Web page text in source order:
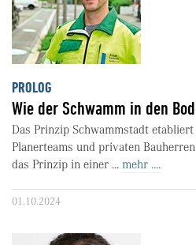
PROLOG
Wie der Schwamm in den
Das Prinzip Schwammstadt etabliert
Planerteams und privaten
das Prinzip in einer ... mehr ....
01.10.2024